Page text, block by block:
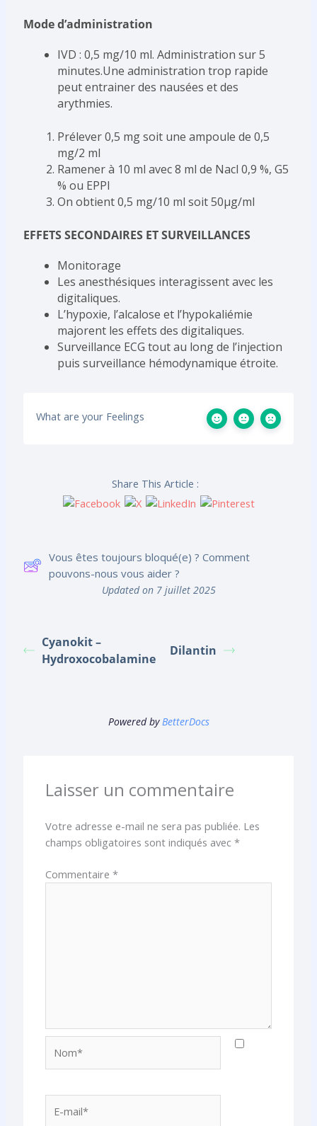
Mode d’administration
IVD : 0,5 mg/10 ml. Administration sur 5
minutes.Une administration trop rapide
peut entrainer des nausées et des
arythmies.
Prélever 0,5 mg soit une ampoule de 0,5
mg/2 ml
Ramener à 10 ml avec 8 ml de Nacl 0,9 %, G5
% ou EPPI
On obtient 0,5 mg/10 ml soit 50μg/ml
EFFETS SECONDAIRES ET SURVEILLANCES
Monitorage
Les anesthésiques interagissent avec les
digitaliques.
L’hypoxie, l’alcalose et l’hypokaliémie
majorent les effets des digitaliques.
Surveillance ECG tout au long de l’injection
puis surveillance hémodynamique étroite.
What are your Feelings
Share This Article :
Vous êtes toujours bloqué(e) ? Comment
pouvons-nous vous aider ?
Updated on 7 juillet 2025
Cyanokit –
Hydroxocobalamine
Dilantin
Powered by BetterDocs
Laisser un commentaire
Votre adresse e-mail ne sera pas publiée. Les
champs obligatoires sont indiqués avec*
Commentaire*
mail*